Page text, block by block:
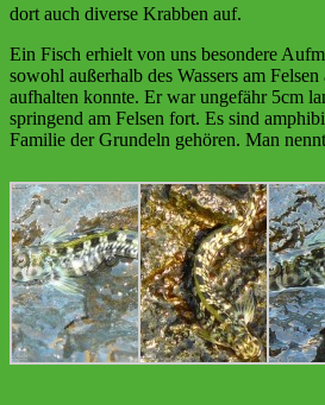
dort auch diverse Krabben auf.
Ein Fisch erhielt von uns besondere
sowohl außerhalb des Wassers am
aufhalten konnte. Er war ungefähr 5cm
springend am Felsen fort. Es sind
Familie der Grundeln gehören. Man